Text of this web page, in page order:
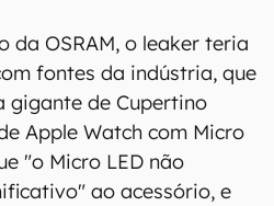
da OSRAM, o leaker teria
fontes da indústria, que
gigante de Cupertino
Apple Watch com Micro
"o Micro LED não
ao acessório, e